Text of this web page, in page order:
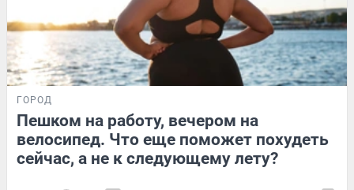
ГОРОД
Пешком на работу, вечером на
велосипед. Что еще поможет похудеть
сейчас, а не к следующему лету?